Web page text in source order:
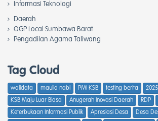
Informasi Teknologi
Daerah
OGP Local Sumbawa Barat
Pengadilan Agama Taliwang
Tag Cloud
walidata maulid nabi PMI KSB testing berita
2025
KSB Maju Luar Biasa
Anugerah Inovasi Daerah RDP
Keterbukaan Informasi Publik
Apresiasi Desa
Desa